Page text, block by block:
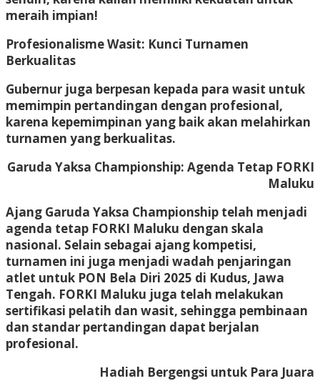
meraih impian!
Profesionalisme Wasit: Kunci Turnamen
Berkualitas
Gubernur juga berpesan kepada para wasit untuk
memimpin pertandingan dengan profesional,
karena kepemimpinan yang baik akan melahirkan
turnamen yang berkualitas.
Garuda Yaksa Championship: Agenda Tetap FORKI
Maluku
Ajang Garuda Yaksa Championship telah menjadi
agenda tetap FORKI Maluku dengan skala
nasional. Selain sebagai ajang kompetisi,
turnamen ini juga menjadi wadah penjaringan
atlet untuk PON Bela Diri 2025 di Kudus, Jawa
Tengah. FORKI Maluku juga telah melakukan
sertifikasi pelatih dan wasit, sehingga pembinaan
dan standar pertandingan dapat berjalan
profesional.
Hadiah Bergengsi untuk Para Juara